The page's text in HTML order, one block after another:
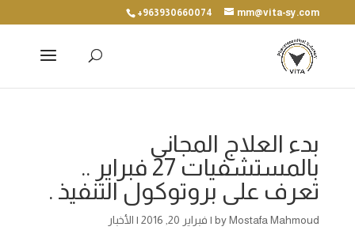
+963930660074 mm@vita-sy.com
بدء العلاج المجانى
بالمستشفيات 27 فبراير ..
تعرف على بروتوكول التنفيذ .
byMostafa Mahmoud
| فبراير 20, 2016 | الأخبار